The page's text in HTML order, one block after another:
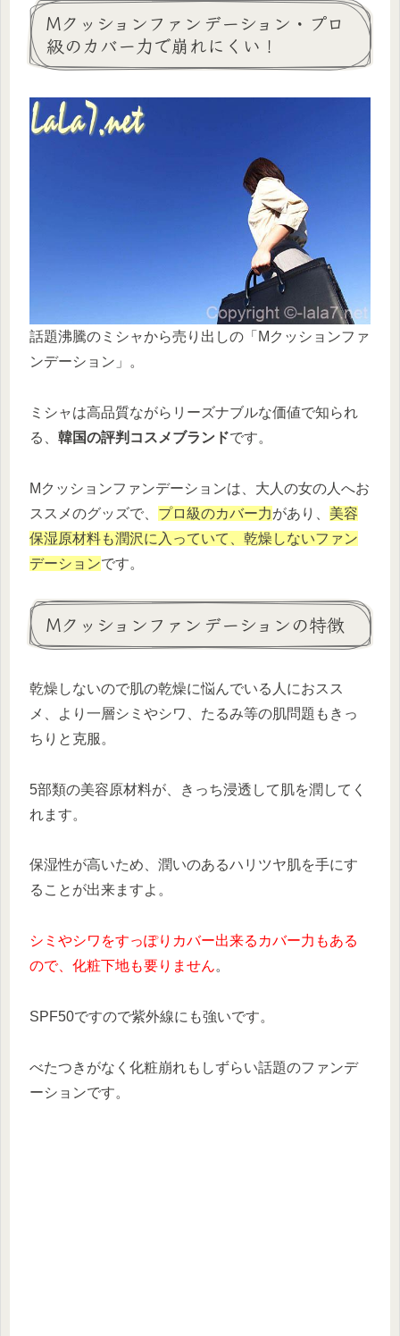
Mクッションファンデーション・プロ
級のカバー力で崩れにくい！
話題沸騰のミシャから売り出しの「Mクッションファ
ンデーション」。
ミシャは高品質ながらリーズナブルな価値で知られ
る、 韓国の評判コスメブランドです。
Mクッションファンデーションは、大人の女の人へお
ススメのグッズで、 プロ級のカバー力があり、 美容
保湿原材料も潤沢に入っていて、乾燥しないファン
デーションです。
Mクッションファンデーションの特徴
乾燥しないので肌の乾燥に悩んでいる人におスス
メ、より一層シミやシワ、たるみ等の肌問題もきっ
ちりと克服。
5部類の美容原材料が、きっち浸透して肌を潤してく
れます。
保湿性が高いため、潤いのあるハリツヤ肌を手にす
ることが出来ますよ。
シミやシワをすっぽりカバー出来るカバー力もある
ので、化粧下地も要りません。
SPF50ですので紫外線にも強いです。
べたつきがなく化粧崩れもしずらい話題のファンデ
ーションです。